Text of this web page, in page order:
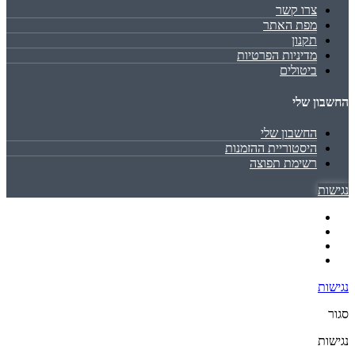
צרו קשר
מפת האתר
תקנון
מדיניות הפרטיות
ביטולים
החשבון שלי
החשבון שלי
היסטוריית ההזמנות
רשימת תפוצה
נגישות
נגישות
סגור
נגישות